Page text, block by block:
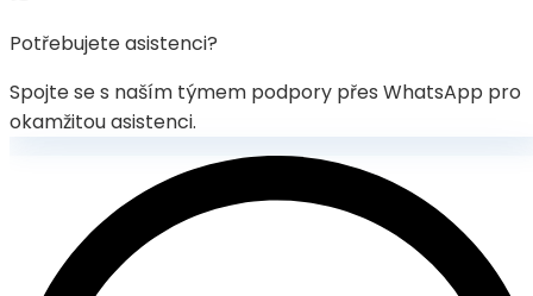
Potřebujete asistenci?
Spojte se s naším týmem podpory přes WhatsApp pro
okamžitou asistenci.